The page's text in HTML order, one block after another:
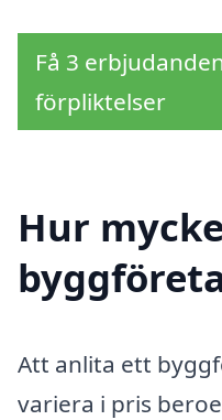
Få 3
förpliktelser
Hur
Att anlita ett
variera i pris